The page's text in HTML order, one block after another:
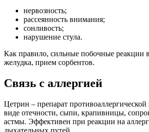
нервозность;
рассеянность внимания;
сонливость;
нарушение стула.
Как правило, сильные побочные реакции
желудка, прием сорбентов.
Связь с аллергией
Цетрин – препарат
виде отечности, сыпи, крапивницы,
астмы. Эффективен при реакции на
дыхательных путей.